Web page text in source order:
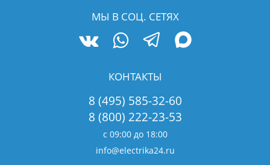
МЫ В СОЦ. СЕТЯХ
КОНТАКТЫ
8 (495) 585-32-60
8 (800) 222-23-53
с 09:00 до 18:00
info@electrika24.ru